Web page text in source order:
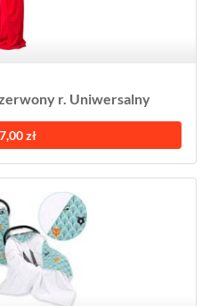
r. Uniwersalny
zł